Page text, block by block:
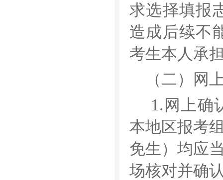
求选择填报
造成后续不
考生本人承
（二）网
1. 网上确
本地区报考
免生）均应
场核对并确